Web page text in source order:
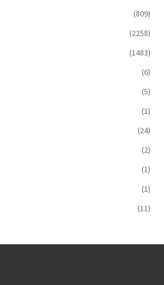
(809)
(2258)
(1483)
(6)
(5)
(1)
(24)
(2)
(1)
(1)
(11)